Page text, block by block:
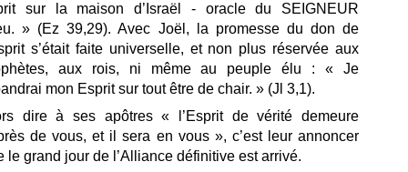
sur la maison d’Israël - oracle du SEIGNEUR
» (Ez 39,29). Avec Joël, la promesse du don de
s’était faite universelle, et non plus réservée aux
aux rois, ni même au peuple élu : « Je
mon Esprit sur tout être de chair. » (Jl 3,1).
dire à ses apôtres « l’Esprit de vérité demeure
de vous, et il sera en vous », c’est leur annoncer
le grand jour de l’Alliance définitive est arrivé.